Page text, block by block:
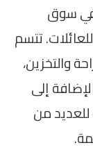
في سوق
تتسم
والتخزين،
إلى
من